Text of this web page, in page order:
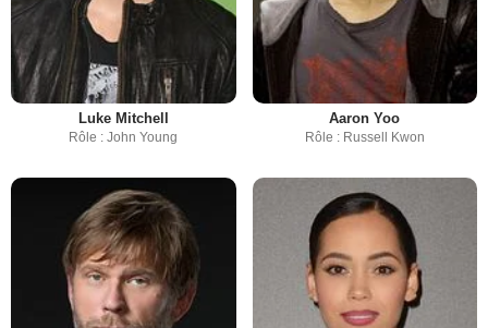
Luke Mitchell
Rôle : John Young
Aaron Yoo
Rôle : Russell Kwon